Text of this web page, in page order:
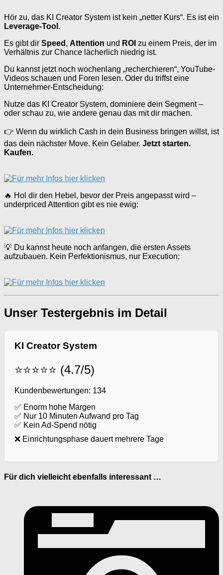
Hör zu, das KI Creator System ist kein „netter Kurs“. Es ist ein
Leverage-Tool .
Es gibt dir Speed , Attention und ROI zu einem Preis, der im
Verhältnis zur Chance lächerlich niedrig ist.
Du kannst jetzt noch wochenlang „recherchieren“, YouTube-
Videos schauen und Foren lesen. Oder du triffst eine
Unternehmer-Entscheidung:
Nutze das KI Creator System, dominiere dein Segment –
oder schau zu, wie andere genau das mit dir machen.
👉 Wenn du wirklich Cash in dein Business bringen willst, ist
das dein nächster Move. Kein Gelaber. Jetzt starten.
Kaufen.
🔥 Hol dir den Hebel, bevor der Preis angepasst wird –
underpriced Attention gibt es nie ewig:
💡 Du kannst heute noch anfangen, die ersten Assets
aufzubauen. Kein Perfektionismus, nur Execution:
Unser Testergebnis im Detail
KI Creator System
⭐⭐⭐⭐⭐ (4.7/5)
Kundenbewertungen: 134
✅ Enorm hohe Margen
✅ Nur 10 Minuten Aufwand pro Tag
✅ Kein Ad-Spend nötig
❌ Einrichtungsphase dauert mehrere Tage
Für dich vielleicht ebenfalls interessant …